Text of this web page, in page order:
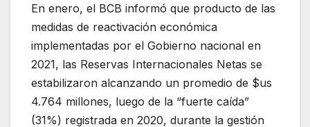
En enero, el BCB informó que producto de las
medidas de reactivación económica
implementadas por el Gobierno nacional en
2021, las Reservas Internacionales Netas se
estabilizaron alcanzando un promedio de $us
4.764 millones, luego de la “fuerte caída”
(31%) registrada en 2020, durante la gestión